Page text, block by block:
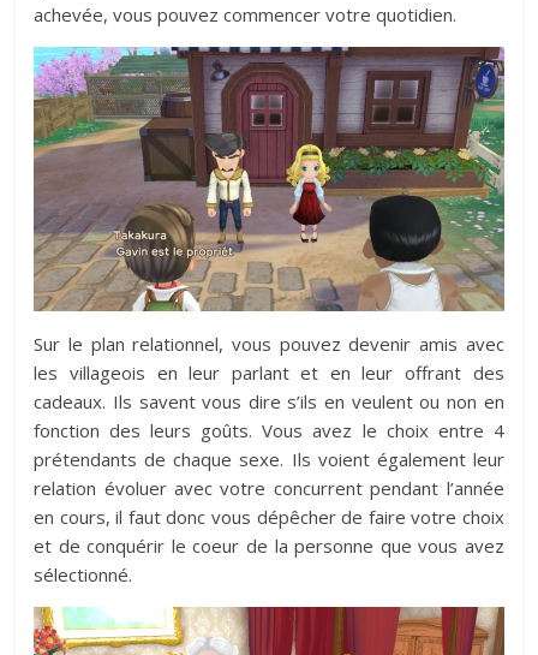
achevée, vous pouvez commencer votre quotidien.
Sur le plan relationnel, vous pouvez devenir amis avec
les villageois en leur parlant et en leur offrant des
cadeaux. Ils savent vous dire s’ils en veulent ou non en
fonction des leurs goûts. Vous avez le choix entre 4
prétendants de chaque sexe. Ils voient également leur
relation évoluer avec votre concurrent pendant l’année
en cours, il faut donc vous dépêcher de faire votre choix
et de conquérir le coeur de la personne que vous avez
sélectionné.